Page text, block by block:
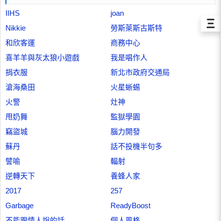
IIHS
joan
Nikkie
勞斯萊斯古斯特
和欣客運
商務中心
喜羊羊與灰太狼小遊戲
我是唱作人
捐衣服
新北市政府交通局
滄海桑田
火星蜥蜴
火警
灶神
甩奶舞
監獄學園
竊盜城
腦力開發
蘇丹
話不投機半句多
譬喻
輻射
逆轉天下
養蜂人家
2017
257
Garbage
ReadyBoost
Ξ